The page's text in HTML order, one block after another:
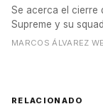
Se acerca el cierre
Supreme y su
MARCOS ÁLVAREZ
RELACIONADO